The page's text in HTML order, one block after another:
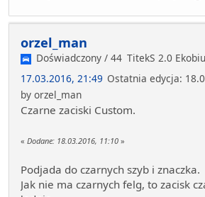
orzel_man
Doświadczony / 44 TitekS 2.0
17.03.2016, 21:49 Ostatnia edycja:
by orzel_man
Czarne zaciski Custom.
« Dodane: 18.03.2016, 11:10 »
Podjada do czarnych szyb i znaczka.
Jak nie ma czarnych felg, to zacisk